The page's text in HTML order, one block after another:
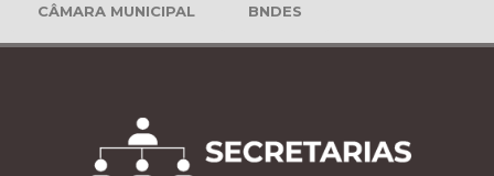
CÂMARA MUNICIPAL BNDES